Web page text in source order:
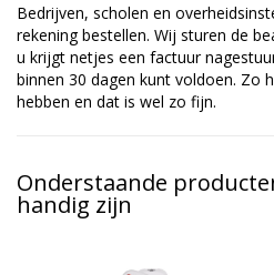
Bedrijven, scholen en
rekening bestellen. Wij sturen de
u krijgt netjes een factuur
binnen 30 dagen kunt voldoen. Zo
hebben en dat is wel zo fijn.
Onderstaande
handig zijn